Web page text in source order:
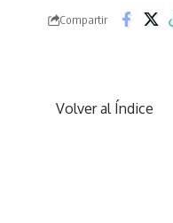
Compartir
Volver al Índice